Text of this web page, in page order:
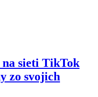
sieti TikTok
zo svojich